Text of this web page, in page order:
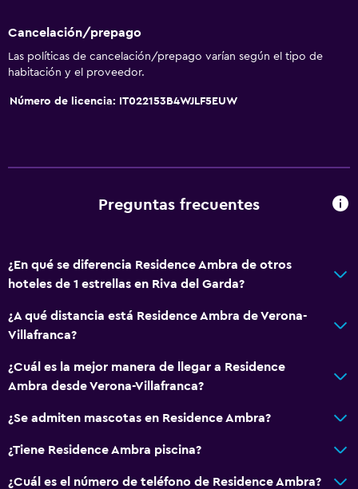
Cancelación/prepago
Las políticas de cancelación/prepago varían según el tipo de
habitación y el proveedor.
Número de licencia: IT022153B4WJLF5EUW
Preguntas frecuentes
¿En qué se diferencia Residence Ambra de otros
hoteles de 1 estrellas en Riva del Garda?
¿A qué distancia está Residence Ambra de Verona-
Villafranca?
¿Cuál es la mejor manera de llegar a Residence
Ambra desde Verona-Villafranca?
¿Se admiten mascotas en Residence Ambra?
¿Tiene Residence Ambra piscina?
¿Cuál es el número de teléfono de Residence Ambra?